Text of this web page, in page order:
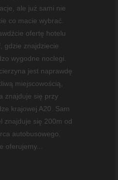
ale już sami nie
co macie wybrać.
ofertę hotelu
gdzie znajdziecie
wygodne noclegi.
jest naprawdę
miejscowością,
znajduje się przy
krajowej A20. Sam
znajduje się 200m od
autobusowego.
oferujemy...